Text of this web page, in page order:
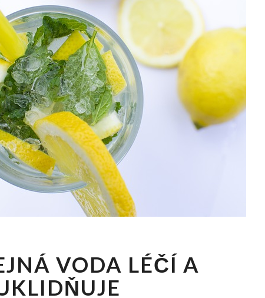
OBYČEJNÁ
VODA
LÉČÍ
VODA LÉČÍ A